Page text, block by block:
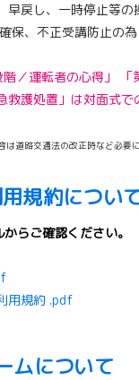
戻し、一時停止等の
保、不正受講防止の為
／運転者の心得」
救護処置」は対面式で
道路交通法の改正時など必要
規約につい
らご確認ください。
用規約 .pdf
ムについて